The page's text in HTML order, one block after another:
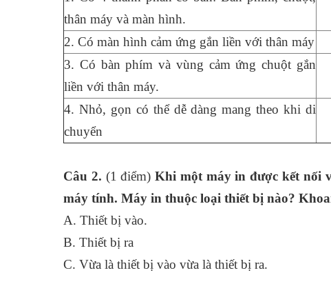
thân máy và màn hình.
2. Có màn hình cảm ứng gắn liền với thân máy
3. Có bàn phím và vùng cảm ứng chuột gắn
liền với thân máy.
4. Nhỏ, gọn có thể dễ dàng mang theo khi di
chuyển
Câu 2. (1 điểm)Khi một máy in được kết nối
máy tính. Máy in thuộc loại thiết bị nào?
A. Thiết bị vào.
B. Thiết bị ra
C. Vừa là thiết bị vào vừa là thiết bị ra.